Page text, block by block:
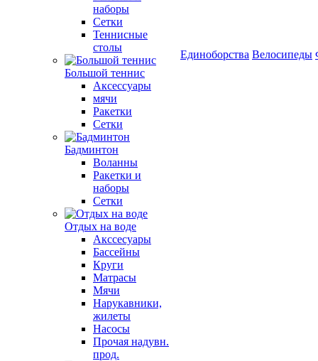
наборы
Сетки
Теннисные
столы
Большой теннис
Аксессуары
мячи
Ракетки
Сетки
Бадминтон
Воланны
Ракетки и
наборы
Сетки
Отдых на воде
Акссесуары
Бассейны
Круги
Матрасы
Мячи
Нарукавники,
жилеты
Насосы
Прочая надувн.
прод.
Единоборства Велосипеды